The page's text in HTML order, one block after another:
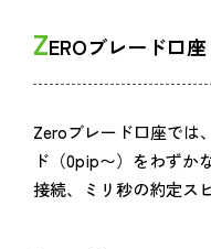
ZEROブレード口座
Zeroブレード口座では
ド（0pip〜）をわずか
接続、ミリ秒の約定ス